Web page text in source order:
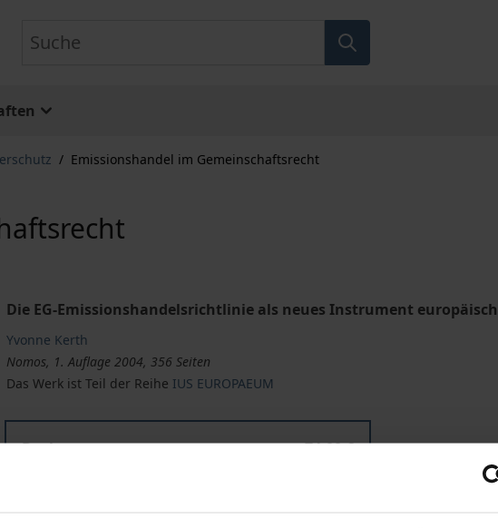
/ Emissionshandel im Gemeinschaftsrecht
Die EG-Emissionshandelsrichtlinie als neues Instrument
Yvonne Kerth
Nomos, 1. Auflage 2004, 356 Seiten
Das Werk ist Teil der Reihe IUS EUROPAEUM
Buch
74,00 €